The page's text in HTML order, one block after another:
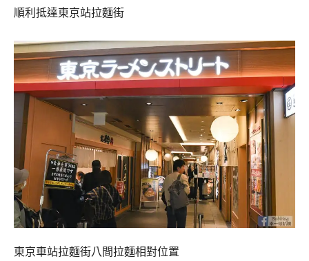
順利抵達東京站拉麵街
東京車站拉麵街八間拉麵相對位置